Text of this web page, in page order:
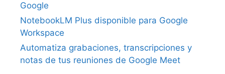
Google
NotebookLM Plus disponible para Google
Workspace
Automatiza grabaciones, transcripciones y
notas de tus reuniones de Google Meet